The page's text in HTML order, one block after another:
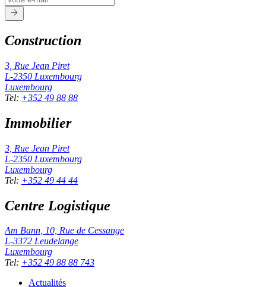
Construction
3, Rue Jean Piret
L-2350 Luxembourg
Luxembourg
Tel: +352 49 88 88
Immobilier
3, Rue Jean Piret
L-2350 Luxembourg
Luxembourg
Tel: +352 49 44 44
Centre Logistique
Am Bann, 10, Rue de Cessange
L-3372 Leudelange
Luxembourg
Tel: +352 49 88 88 743
Actualités